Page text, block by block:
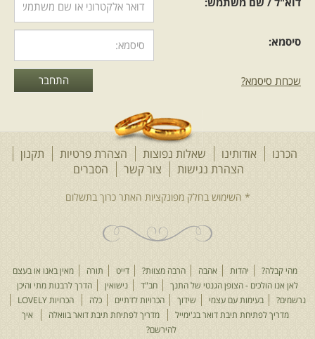
סיסמא:
שכחת סיסמא?
הכרנו אודותינו שאלות נפוצות הצהרת פרטיות
תקנון
הצהרת נגישות
צור קשר הסברים
מהי קבלה? יהדות אהבה הרבה מצוות? דייט תורה
מאין באנו או בעצם
לאן אנו הולכים - הצופן הגנטי של התנך
חב"ד נישואין
הדרך לרבנות מתי והיכן
נרשמים?
בעימות עם עצמי שידוך הכרויות לדתיים כלה
הכרויות LOVELY
מדריך לפתיחת תיבת דואר בג'ימייל
מדריך לפתיחת תיבת דואר בוואלה
איך
להירשם?